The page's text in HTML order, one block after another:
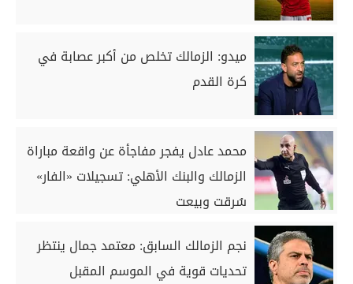
ميدو: الزمالك تخلص من أكبر عصابة في
كرة القدم
محمد عادل يفجر مفاجأة عن واقعة مباراة
الزمالك والبنك الأهلي: تسجيلات «الفار»
سُرقت وبيعت
نجم الزمالك السابق: معتمد جمال ينتظر
تحديات قوية في الموسم المقبل